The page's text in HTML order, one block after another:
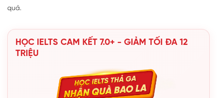
quả.
HỌC IELTS CAM KẾT 7.0+ - GIẢM TỐI ĐA 12
TRIỆU